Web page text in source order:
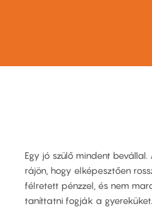
Egy jó szülő mindent
rájön, hogy elképesztően
félretett pénzzel, és nem
taníttatni fogják a